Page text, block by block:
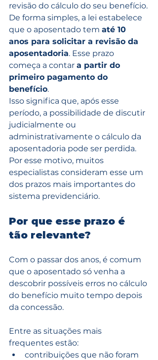
revisão do cálculo do seu benefício.
De forma simples, a lei estabelece
que o aposentado tem até 10
anos para solicitar a revisão da
aposentadoria. Esse prazo
começa a contar a partir do
primeiro pagamento do
benefício.
Isso significa que, após esse
período, a possibilidade de discutir
judicialmente ou
administrativamente o cálculo da
aposentadoria pode ser perdida.
Por esse motivo, muitos
especialistas consideram esse um
dos prazos mais importantes do
sistema previdenciário.
Por que esse prazo é
tão relevante?
Com o passar dos anos, é comum
que o aposentado só venha a
descobrir possíveis erros no cálculo
do benefício muito tempo depois
da concessão.
Entre as situações mais
frequentes estão:
contribuições que não foram